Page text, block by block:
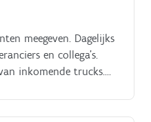
meegeven. Dagelijks
en collega’s.
inkomende trucks.